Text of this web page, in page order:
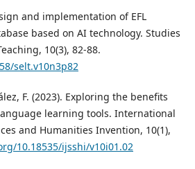
and implementation of EFL
based on AI technology. Studies
10(3), 82-88.
selt.v10n3p82
F. (2023). Exploring the benefits
learning tools. International
and Humanities Invention, 10(1),
10.18535/ijsshi/v10i01.02